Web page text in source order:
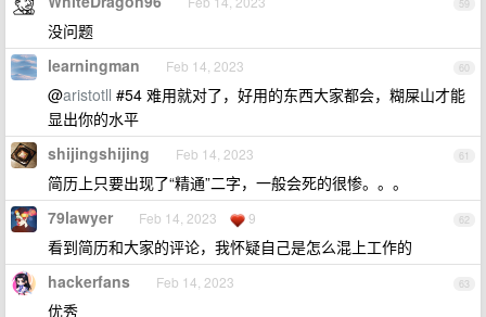
59
没问题
60
learningman Feb 14, 2023
@aristotll #54 难用就对了，好用的东西大家都会，糊屎山才能
显出你的水平
61
shijingshijing Feb 14, 2023
简历上只要出现了“精通”二字，一般会死的很惨。。。
62
79lawyer Feb 14, 2023 9
看到简历和大家的评论，我怀疑自己是怎么混上工作的
63
hackerfans Feb 14, 2023
优秀